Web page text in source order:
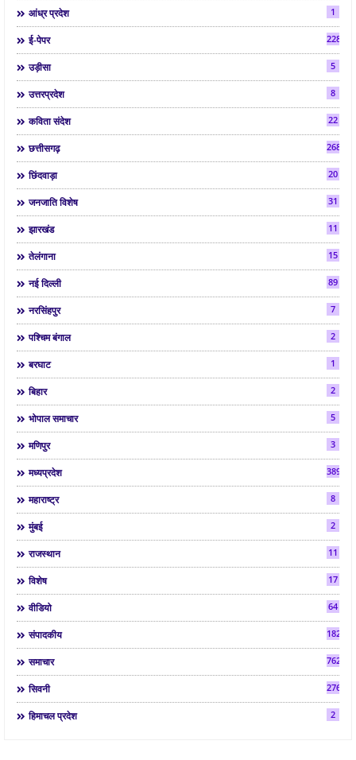
आंध्र प्रदेश 1
ई-पेपर 2286
उड़ीसा 5
उत्तरप्रदेश 8
कविता संदेश 22
छत्तीसगढ़ 268
छिंदवाड़ा 20
जनजाति विशेष 31
झारखंड 11
तेलंगाना 15
नई दिल्ली 89
नरसिंहपुर 7
पश्चिम बंगाल 2
बरघाट 1
बिहार 2
भोपाल समाचार 5
मणिपुर 3
मध्यप्रदेश 3892
महाराष्ट्र 8
मुंबई 2
राजस्थान 11
विशेष 17
वीडियो 64
संपादकीय 182
समाचार 7624
सिवनी 2763
हिमाचल प्रदेश 2